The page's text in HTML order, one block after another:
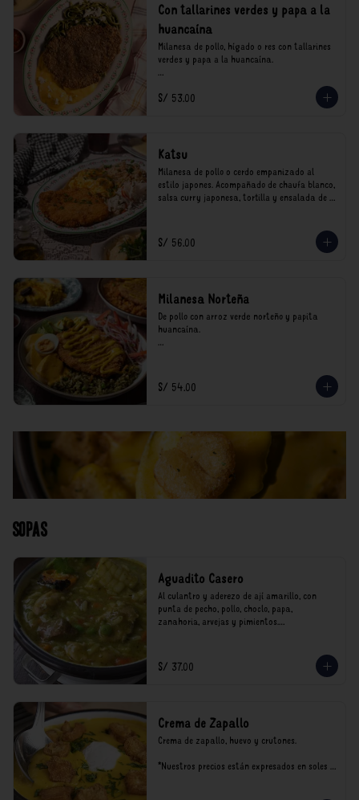
Con tallarines verdes y papa a la
huancaína
Milanesa de pollo, hígado o res con tallarines
verdes y papa a la huancaína.
*Nuestros precios están expresados en soles e
incluyen impuestos de ley y recargo al
S/ 53.00
Katsu
Milanesa de pollo o cerdo empanizado al
estilo japones. Acompañado de chaufa blanco,
salsa curry japonesa, tortilla y ensalada de
*Nuestros precios están expresados en soles e
incluyen impuestos de ley y recargo al
S/ 56.00
Milanesa Norteña
De pollo con arroz verde norteño y papita
huancaína.
consumo.
S/ 54.00
Sopas
Aguadito Casero
Al culantro y aderezo de ají amarillo, con
punta de pecho, pollo, choclo, papa,
zanahoria, arvejas y pimientos.
incluyen impuestos de ley y recargo al
consumo.
S/ 37.00
Crema de Zapallo
Crema de zapallo, huevo y crutones.
*Nuestros precios están expresados en soles e